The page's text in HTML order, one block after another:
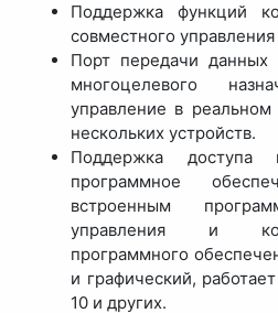
Поддержка функций
совместного
Порт передачи данных
многоцелевого
управление в
нескольких устройств.
Поддержка доступа
программное
встроенным
управления и
программного
и графический,
10 и других.